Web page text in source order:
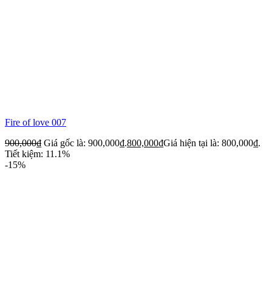
Fire of love 007
900,000₫ Giá gốc là: 900,000₫.800,000₫Giá hiện tại là: 800,000₫.
Tiết kiệm: 11.1%
-15%